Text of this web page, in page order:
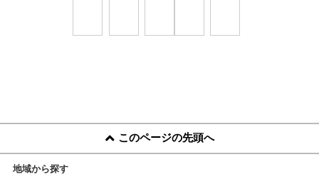
このページの先頭へ
地域から探す